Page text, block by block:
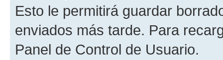
Esto le permitirá guardar
enviados más tarde. Para
Panel de Control de Usuario.